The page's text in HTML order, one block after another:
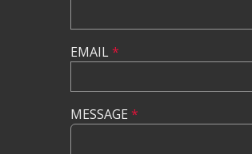
EMAIL*
MESSAGE *